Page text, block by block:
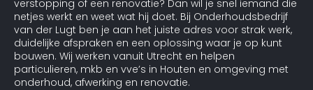
verstopping of een renovatie? Dan wil je snel iemand die
netjes werkt en weet wat hij doet. Bij Onderhoudsbedrijf
van der Lugt ben je aan het juiste adres voor strak werk,
duidelijke afspraken en een oplossing waar je op kunt
bouwen. Wij werken vanuit Utrecht en helpen
particulieren, mkb en vve’s in Houten en omgeving met
onderhoud, afwerking en renovatie.